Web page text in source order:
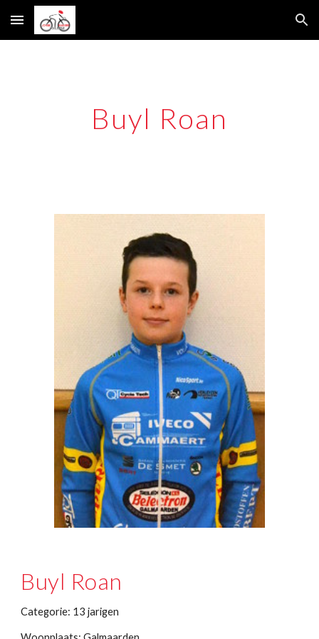
Skip to main content Skip to navigation
Buyl Roan
Buyl Roan
Categorie: 13 jarigen